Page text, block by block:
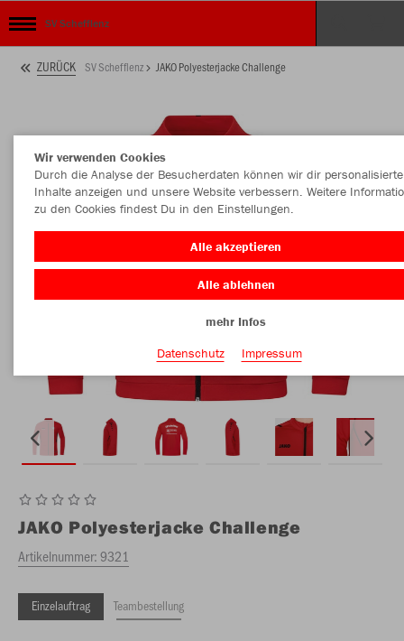
SV Schefflenz
ZURÜCK SV Schefflenz JAKO Polyesterjacke Challenge
JAKO Polyesterjacke Challenge
Artikelnummer:9321
Einzelauftrag Teambestellung
Wir verwenden Cookies
Durch die Analyse der Besucherdaten können wir dir personalisierte
Inhalte anzeigen und unsere Website verbessern. Weitere
zu den Cookies findest Du in den Einstellungen.
Alle akzeptieren
Alle ablehnen
mehr Infos
Datenschutz
Impressum